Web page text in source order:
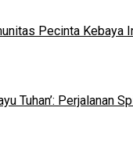
Pecinta Kebaya
Tuhan’: Perjalanan